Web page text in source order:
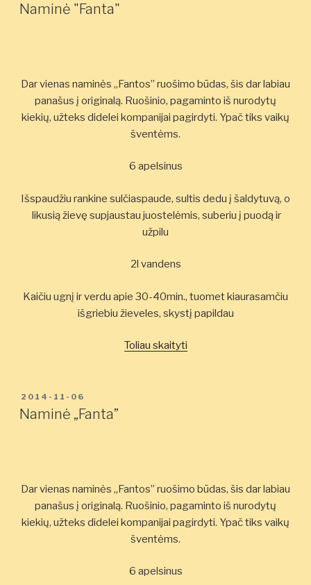
Naminė "Fanta"
Dar vienas naminės „Fantos” ruošimo būdas, šis dar labiau
panašus į originalą. Ruošinio, pagaminto iš nurodytų
kiekių, užteks didelei kompanijai pagirdyti. Ypač tiks vaikų
šventėms.
6 apelsinus
Išspaudžiu rankine sulčiaspaude, sultis dedu į šaldytuvą, o
likusią žievę supjaustau juostelėmis, suberiu į puodą ir
užpilu
2l vandens
Kaičiu ugnį ir verdu apie 30-40min., tuomet kiaurasamčiu
išgriebiu žieveles, skystį papildau
Toliau skaityti„Naminė
PASKELBTA
2014-11-06
Naminė „Fanta”
Dar vienas naminės „Fantos” ruošimo būdas, šis dar labiau
panašus į originalą. Ruošinio, pagaminto iš nurodytų
kiekių, užteks didelei kompanijai pagirdyti. Ypač tiks vaikų
šventėms.
6 apelsinus